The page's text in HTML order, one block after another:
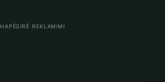
HAPËSIRË REKLAMIMI